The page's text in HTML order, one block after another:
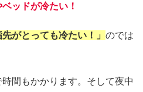
ッドが冷たい！
先がとっても冷たい！」 のでは
間もかかります。そして夜中